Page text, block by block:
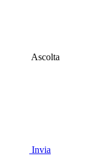
Ascolta
Invia